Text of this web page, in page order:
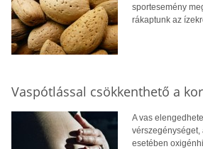
sportesemény
rákaptunk az
Vaspótlással csökkenthető a
A vas
esetében